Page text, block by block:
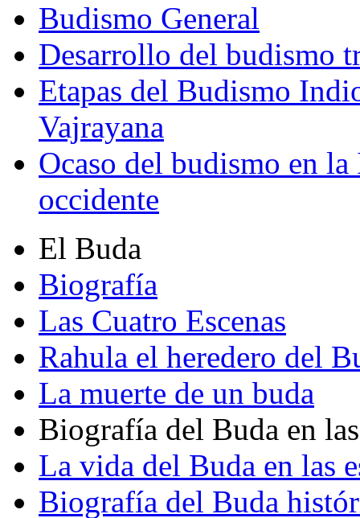
Budismo General
Desarrollo del budismo
Etapas del Budismo
Vajrayana
Ocaso del budismo en
occidente
El Buda
Biografía
Las Cuatro Escenas
Rahula el heredero del
La muerte de un buda
Biografía del Buda en
La vida del Buda en las
Biografía del Buda